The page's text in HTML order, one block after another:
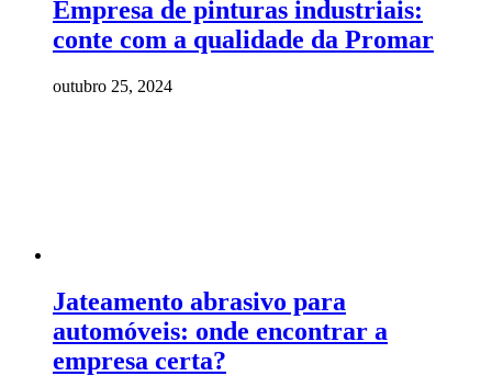
Empresa de pinturas industriais:
conte com a qualidade da Promar
outubro 25, 2024
Jateamento abrasivo para
automóveis: onde encontrar a
empresa certa?